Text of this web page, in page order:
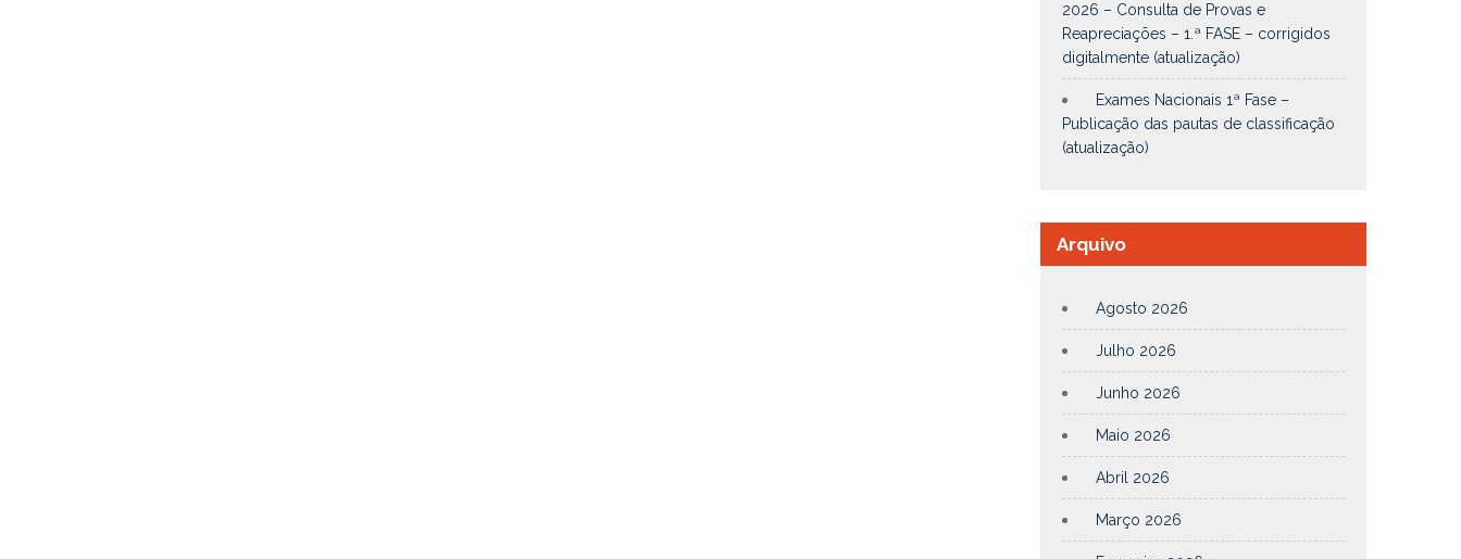
2026 – Consulta de Provas e
Reapreciações – 1.ª FASE – corrigidos
digitalmente (atualização)
Exames Nacionais 1ª Fase –
Publicação das pautas de classificação
(atualização)
Arquivo
Agosto 2026
Julho 2026
Junho 2026
Maio 2026
Abril 2026
Março 2026